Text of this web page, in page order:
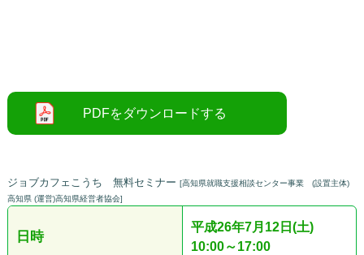
ジョブカフェこうち 無料セミナー [高知県就職支援相談センター事業 (設置主体)
高知県 (運営)高知県経営者協会]
日時
平成26年7月12日(土)
10:00～17:00